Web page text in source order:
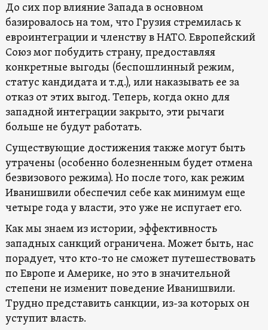
До сих пор влияние Запада в основном
базировалось на том, что Грузия стремилась к
евроинтеграции и членству в НАТО. Европейский
Союз мог побудить страну, предоставляя
конкретные выгоды (беспошлинный режим,
статус кандидата и т.д.), или наказывать ее за
отказ от этих выгод. Теперь, когда окно для
западной интеграции закрыто, эти рычаги
больше не будут работать.
Существующие достижения также могут быть
утрачены (особенно болезненным будет отмена
безвизового режима). Но после того, как режим
Иванишвили обеспечил себе как минимум еще
четыре года у власти, это уже не испугает его.
Как мы знаем из истории, эффективность
западных санкций ограничена. Может быть, нас
порадует, что кто-то не сможет путешествовать
по Европе и Америке, но это в значительной
степени не изменит поведение Иванишвили.
Трудно представить санкции, из-за которых он
уступит власть.